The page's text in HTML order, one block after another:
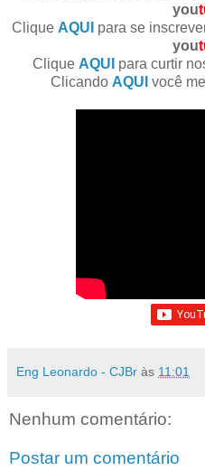
you
Clique AQUI para se
you
Clique AQUI para curtir
Clicando AQUI você
Eng Leonardo - CJBr às 11:01
Nenhum comentário:
Postar um comentário